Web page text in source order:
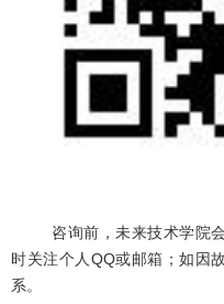
咨询前，未来技术学院
时关注个人QQ或邮箱；如因
系。